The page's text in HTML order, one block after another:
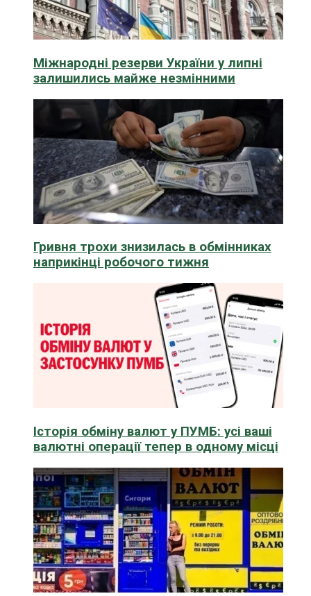
Міжнародні резерви України у липні
залишились майже незмінними
Гривня трохи знизилась в обмінниках
наприкінці робочого тижня
Історія обміну валют у ПУМБ: усі ваші
валютні операції тепер в одному місці